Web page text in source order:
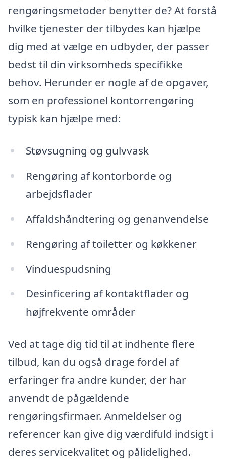
rengøringsmetoder benytter de? At forstå
hvilke tjenester der tilbydes kan hjælpe
dig med at vælge en udbyder, der passer
bedst til din virksomheds specifikke
behov. Herunder er nogle af de opgaver,
som en professionel kontorrengøring
typisk kan hjælpe med:
Støvsugning og gulvvask
Rengøring af kontorborde og
arbejdsflader
Affaldshåndtering og genanvendelse
Rengøring af toiletter og køkkener
Vinduespudsning
Desinficering af kontaktflader og
højfrekvente områder
Ved at tage dig tid til at indhente flere
tilbud, kan du også drage fordel af
erfaringer fra andre kunder, der har
anvendt de pågældende
rengøringsfirmaer. Anmeldelser og
referencer kan give dig værdifuld indsigt i
deres servicekvalitet og pålidelighed.